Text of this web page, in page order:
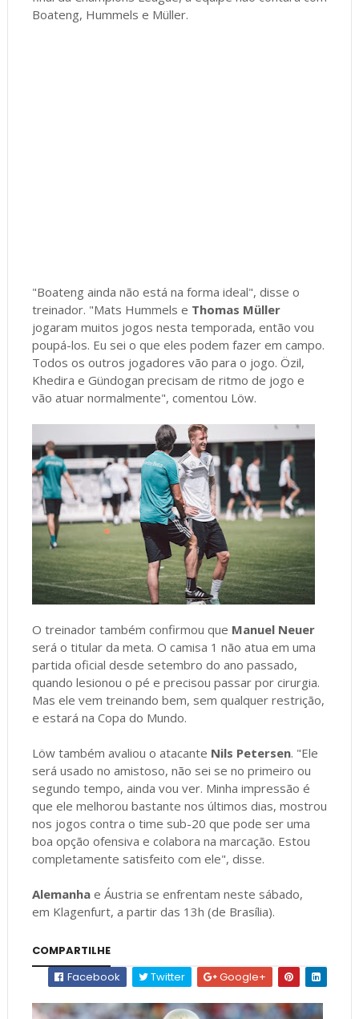
Boateng, Hummels e Müller.
"Boateng ainda não está na forma ideal", disse o
treinador. "Mats Hummels e Thomas Müller
jogaram muitos jogos nesta temporada, então vou
poupá-los. Eu sei o que eles podem fazer em campo.
Todos os outros jogadores vão para o jogo. Özil,
Khedira e Gündogan precisam de ritmo de jogo e
vão atuar normalmente", comentou Löw.
O treinador também confirmou que Manuel Neuer
será o titular da meta. O camisa 1 não atua em uma
partida oficial desde setembro do ano passado,
quando lesionou o pé e precisou passar por cirurgia.
Mas ele vem treinando bem, sem qualquer restrição,
e estará na Copa do Mundo.
Löw também avaliou o atacante Nils Petersen. "Ele
será usado no amistoso, não sei se no primeiro ou
segundo tempo, ainda vou ver. Minha impressão é
que ele melhorou bastante nos últimos dias, mostrou
nos jogos contra o time sub-20 que pode ser uma
boa opção ofensiva e colabora na marcação. Estou
completamente satisfeito com ele", disse.
Alemanhae Áustria se enfrentam neste sábado,
em Klagenfurt, a partir das 13h (de Brasília).
COMPARTILHE
Facebook
Twitter Google+